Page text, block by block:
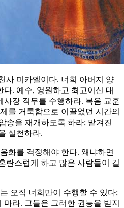
사 미카엘이다. 너희 아버지 양
. 예수, 영원하고 최고이신 대
장 직무를 수행하라. 복음 교훈
를 거룩함으로 이끌었던 시간의
송을 재개하도록 하라; 맡겨진
실천하라.
화를 걱정해야 한다. 왜냐하면
란스럽게 하고 많은 사람들이 길
오직 너희만이 수행할 수 있다;
라. 그들은 그러한 권능을 받지